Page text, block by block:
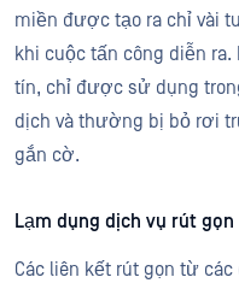
miền được tạo ra chỉ vài
khi cuộc tấn công diễn
tín, chỉ được sử dụng
dịch và thường bị bỏ rơi
gắn cờ.
Lạm dụng dịch vụ rút gọn
Các liên kết rút gọn từ